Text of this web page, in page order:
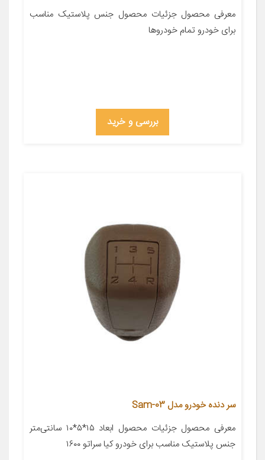
معرفی محصول جزئیات محصول جنس پلاستیک مناسب
برای خودرو تمام خودروها
بررسی و خرید
سر دنده خودرو مدل Sam-03
معرفی محصول جزئیات محصول ابعاد ۱۵*۵*۱۰ سانتی‌متر
جنس پلاستیک مناسب برای خودرو کیا سراتو ۱۶۰۰